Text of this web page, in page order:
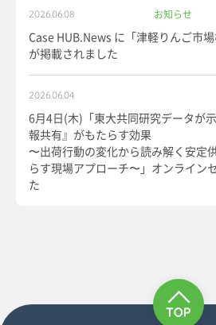
2026.06.08 お知らせ
Case HUB.News に「津軽りんご市
が掲載されました
2026.06.04
6月4日(木)「東大共同研究データが
報共有』がもたらす効果
〜出荷行動の変化から読み解く安定
らす現場アプローチ〜」オンライン
た